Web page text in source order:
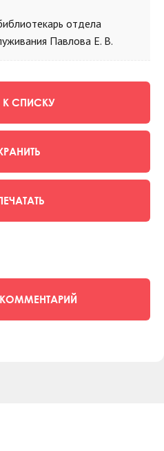
отдела
Павлова Е. В.
К СПИСКУ